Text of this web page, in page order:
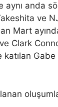
aynı anda
ve
Mart
Clark
katılan